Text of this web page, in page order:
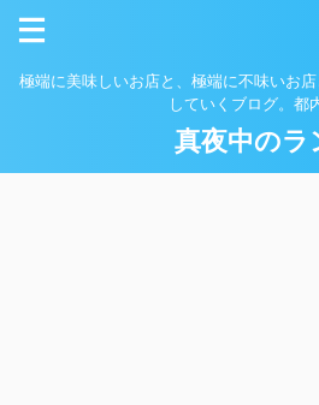
極端に美味しいお店と、極端に不味いお
していくブログ。都
真夜中のラ